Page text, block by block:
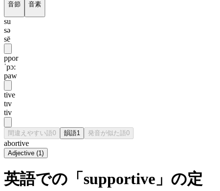
音節 音素
su
sə
sē
ppor
ˈpɔ:
paw
tive
tɪv
tiv
間違えやすい語0 韻語1 発音が似た語0
abortive
Adjective (1)
英語での「supportive」の定